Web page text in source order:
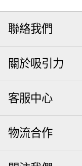
聯絡我們
關於吸引力
客服中心
物流合作